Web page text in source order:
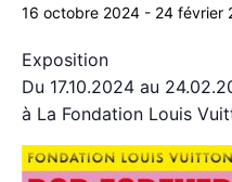
16 octobre 2024 - 24 février
Exposition
Du 17.10.2024 au
à La Fondation Louis